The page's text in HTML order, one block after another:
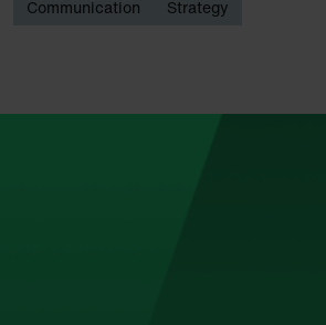
Communication Strategy